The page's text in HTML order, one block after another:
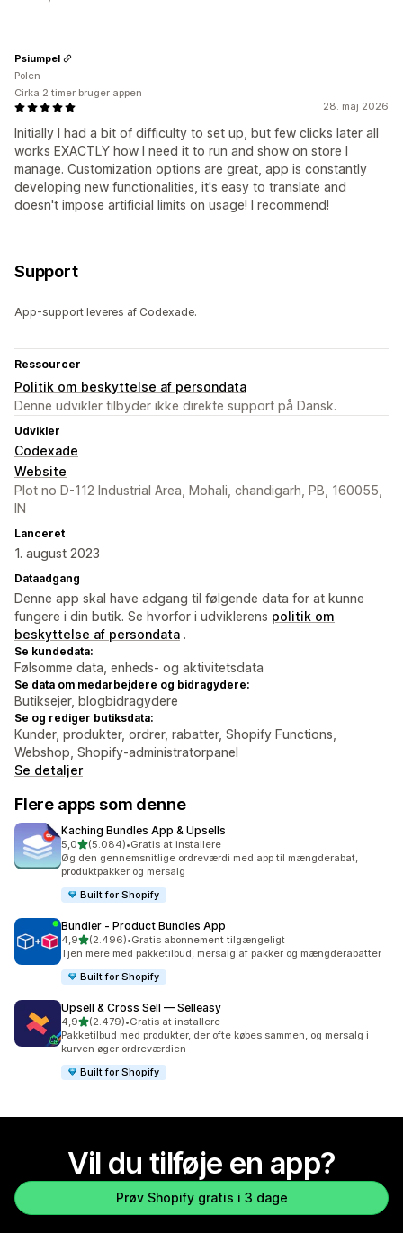
28. maj 2026
Initially I had a bit of difficulty to set up, but few clicks later all
works EXACTLY how I need it to run and show on store I
manage. Customization options are great, app is constantly
developing new functionalities, it's easy to translate and
doesn't impose artificial limits on usage! I recommend!
Psiumpel
Polen
Cirka 2 timer bruger appen
Support
App-support leveres af Codexade.
Ressourcer
Politik om beskyttelse af persondata
Denne udvikler tilbyder ikke direkte support på Dansk.
Udvikler
Codexade
Website
Plot no D-112 Industrial Area, Mohali, chandigarh, PB, 160055,
IN
Lanceret
1. august 2023
Dataadgang
Denne app skal have adgang til følgende data for at kunne
fungere i din butik. Se hvorfor i udviklerens politik om
beskyttelse af persondata .
Se kundedata:
Følsomme data, enheds- og aktivitetsdata
Se data om medarbejdere og bidragydere:
Butiksejer, blogbidragydere
Se og rediger butiksdata:
Kunder, produkter, ordrer, rabatter, Shopify Functions,
Webshop, Shopify-administratorpanel
Se detaljer
Flere apps som denne
Kaching Bundles App & Upsells
5,0ud af 5 stjerner
(5.084)
5084 anmeldelser i alt
•Gratis at installere
Øg den gennemsnitlige ordreværdi med app til mængderabat,
produktpakker og mersalg
Built for Shopify
Bundler ‑ Product Bundles App
4,9ud af 5 stjerner
(2.496)
2496 anmeldelser i alt
•Gratis abonnement tilgængeligt
Tjen mere med pakketilbud, mersalg af pakker og mængderabatter
Built for Shopify
Upsell & Cross Sell — Selleasy
4,9ud af 5 stjerner
(2.479)
2479 anmeldelser i alt
•Gratis at installere
Pakketilbud med produkter, der ofte købes sammen, og mersalg i
kurven øger ordreværdien
Built for Shopify
Vil du tilføje en app?
Prøv Shopify gratis i 3 dage